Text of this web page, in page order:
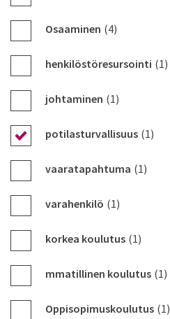
Osaaminen (4)
henkilöstöresursointi (1)
johtaminen (1)
potilasturvallisuus (1)
vaaratapahtuma (1)
varahenkilö (1)
korkea koulutus (1)
mmatillinen koulutus (1)
Oppisopimuskoulutus (1)